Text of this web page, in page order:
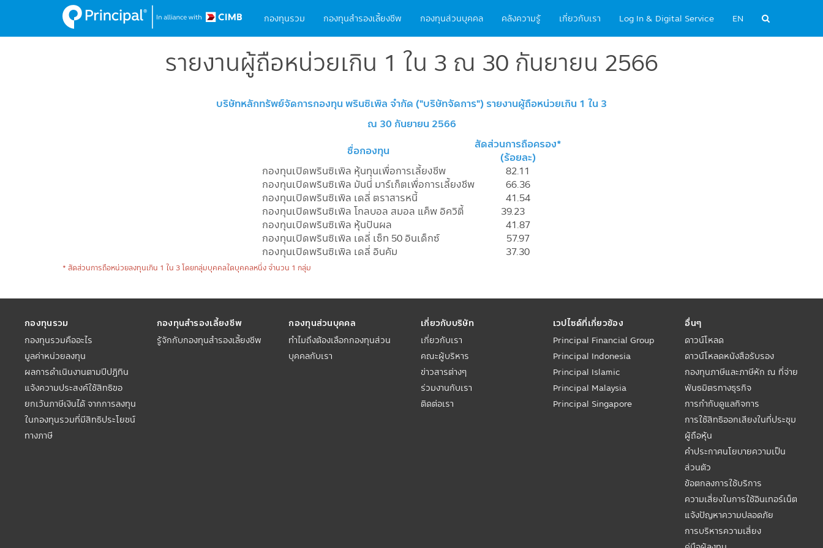
main
EN
Main
navigation
กองทุนรวม กองทุนสำรองเลี้ยงชีพ กองทุนส่วนบุคคล คลังความรู้ เกี่ยวกับเรา Log In & Digital Service
รายงานผู้ถือหน่วยเกิน 1 ใน 3 ณ 30 กันยายน 2566
บริษัทหลักทรัพย์จัดการกองทุน พรินซิเพิล จำกัด ("บริษัทจัดการ") รายงานผู้ถือหน่วยเกิน 1 ใน 3
ณ 30 กันยายน 2566
ชื่อกองทุน
สัดส่วนการถือครอง*
(ร้อยละ)
กองทุนเปิดพรินซิเพิล หุ้นทุนเพื่อการเลี้ยงชีพ
82.11
กองทุนเปิดพรินซิเพิล มันนี่ มาร์เก็ตเพื่อการเลี้ยงชีพ
66.36
กองทุนเปิดพรินซิเพิล เดลี่ ตราสารหนี้
41.54
กองทุนเปิดพรินซิเพิล โกลบอล สมอล แค็พ อิควิตี้
39.23
กองทุนเปิดพรินซิเพิล หุ้นปันผล
41.87
กองทุนเปิดพรินซิเพิล เดลี่ เซ็ท 50 อินเด็กซ์
57.97
กองทุนเปิดพรินซิเพิล เดลี่ อินคัม
37.30
* สัดส่วนการถือหน่วยลงทุนเกิน 1 ใน 3 โดยกลุ่มบุคคลใดบุคคลหนึ่ง จำนวน 1 กลุ่ม
กองทุนรวม
กองทุนรวมคืออะไร
มูลค่าหน่วยลงทุน
ผลการดำเนินงานตามปีปฏิทิน
แจ้งความประสงค์ใช้สิทธิขอ
ยกเว้นภาษีเงินได้ จากการลงทุน
ในกองทุนรวมที่มีสิทธิประโยชน์
ทางภาษี
กองทุนสำรองเลี้ยงชีพ
รู้จักกับกองทุนสำรองเลี้ยงชีพ
กองทุนส่วนบุคคล
ทำไมถึงต้องเลือกกองทุนส่วน
บุคคลกับเรา
เกี่ยวกับบริษัท
เกี่ยวกับเรา
คณะผู้บริหาร
ข่าวสารต่างๆ
ร่วมงานกับเรา
ติดต่อเรา
เวปไซด์ที่เกี่ยวข้อง
Principal Financial Group
Principal Indonesia
Principal Islamic
Principal Malaysia
Principal Singapore
อื่นๆ
ดาวน์โหลด
ดาวน์โหลดหนังสือรับรอง
กองทุนภาษีและภาษีหัก ณ ที่จ่าย
พันธมิตรทางธุรกิจ
การกำกับดูแลกิจการ
การใช้สิทธิออกเสียงในที่ประชุม
ผู้ถือหุ้น
คำประกาศนโยบายความเป็น
ส่วนตัว
ข้อตกลงการใช้บริการ
ความเสี่ยงในการใช้อินเทอร์เน็ต
แจ้งปัญหาความปลอดภัย
การบริหารความเสี่ยง